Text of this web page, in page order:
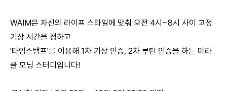
WAIM은 자신의 라이프 스타일에 맞춰 오전 4시~8시 사이 고정
기상 시간을 정하고
'타임스탬프'를 이용해 1차 기상 인증, 2차 루틴 인증을 하는 미라
클 모닝 스터디입니다!